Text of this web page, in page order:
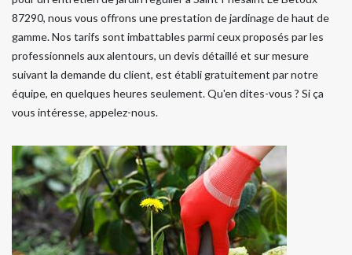
87290, nous vous offrons une prestation de jardinage de haut de
gamme. Nos tarifs sont imbattables parmi ceux proposés par les
professionnels aux alentours, un devis détaillé et sur mesure
suivant la demande du client, est établi gratuitement par notre
équipe, en quelques heures seulement. Qu'en dites-vous ? Si ça
vous intéresse, appelez-nous.